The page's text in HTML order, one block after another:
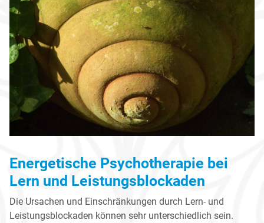
Energetische Psychotherapie bei
Lern und Leistungsblockaden
Die Ursachen und Einschränkungen durch Lern- und
Leistungsblockaden können sehr unterschiedlich sein.